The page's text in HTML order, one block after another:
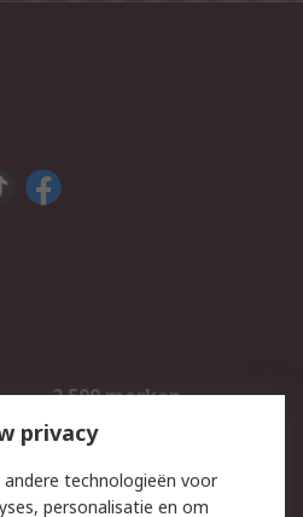
2.500 merken
Inkoopoplossingen
privacy
technologieën voor
personalisatie en om